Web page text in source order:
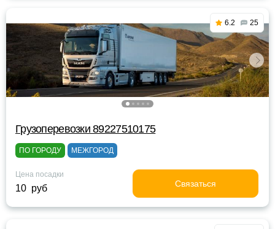
6.2 25
Грузоперевозки 89227510175
ПО ГОРОДУ МЕЖГОРОД
Цена посадки
10 руб Связаться